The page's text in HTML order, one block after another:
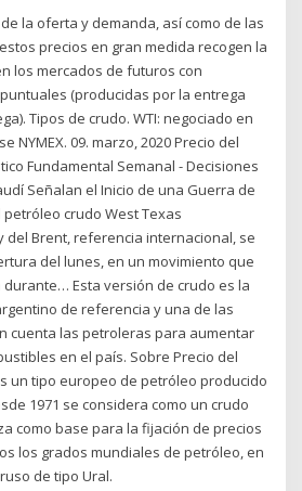
la oferta y demanda, así como de las
precios en gran medida recogen la
los mercados de futuros con
(producidas por la entrega
Tipos de crudo. WTI: negociado en
NYMEX. 09. marzo, 2020 Precio del
Fundamental Semanal - Decisiones
Señalan el Inicio de una Guerra de
crudo West Texas
del Brent, referencia internacional, se
del lunes, en un movimiento que
Esta versión de crudo es la
de referencia y una de las
cuenta las petroleras para aumentar
en el país. Sobre Precio del
un tipo europeo de petróleo producido
1971 se considera como un crudo
como base para la fijación de precios
los grados mundiales de petróleo, en
de tipo Ural.